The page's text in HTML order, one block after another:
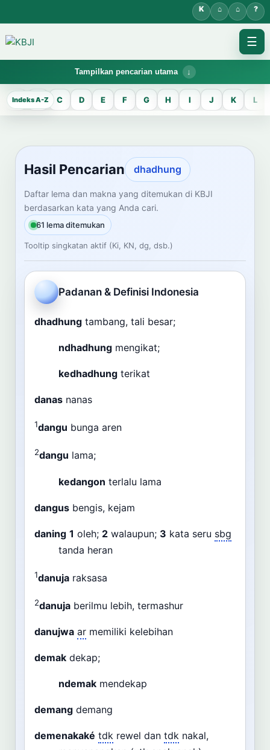
☰
Tampilkan pencarian utama
KBJI WORKSPACE
Hasil Pencarian
Temukan lema Jawa dan maknanya dalam bahasa Indonesia saat
mengelola data Kamus Bahasa Jawa-Indonesia.
CARI LEMA JAWA
Masukkan kata Jawa
Dashboard Pencarian
A B C D E F G H I J K L
Hasil Pencarian dhadhung
Daftar lema dan makna yang ditemukan di KBJI
berdasarkan kata yang Anda cari.
61 lema ditemukan
Tooltip singkatan aktif (Ki, KN, dg, dsb.)
Padanan & Definisi Indonesia
dhadhung tambang, tali besar;
ndhadhung mengikat;
kedhadhung terikat
danas nanas
1dangu bunga aren
2dangu lama;
kedangon terlalu lama
dangus bengis, kejam
daning 1 oleh; 2 walaupun; 3 kata seru sbg
tanda heran
1danuja raksasa
2danuja berilmu lebih, termashur
danujwa ar memiliki kelebihan
demak dekap;
ndemak mendekap
demang demang
demenakaké tdk rewel dan tdk nakal,